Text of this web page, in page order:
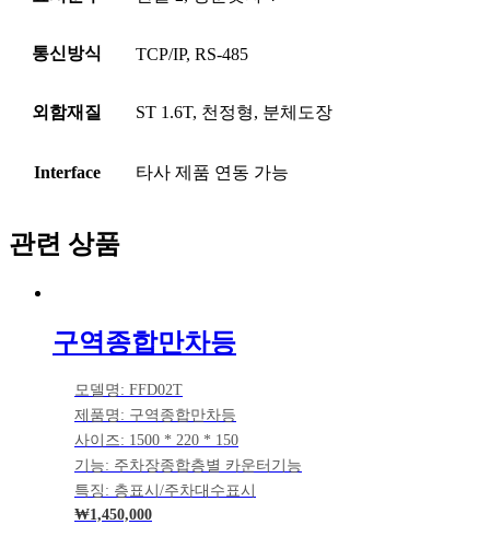
통신방식 TCP/IP, RS-485
외함재질 ST 1.6T, 천정형, 분체도장
Interface 타사 제품 연동 가능
관련 상품
구역종합만차등
모델명: FFD02T
제품명: 구역종합만차등
사이즈: 1500 * 220 * 150
기능: 주차장종합층별 카운터기능
특징: 층표시/주차대수표시
₩1,450,000